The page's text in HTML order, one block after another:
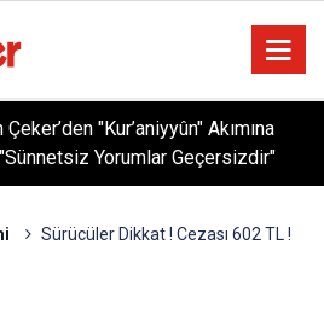
"Kur’aniyyûn" Akımına
Yorumlar Geçersizdir"
Sürücüler Dikkat ! Cezası 602 TL !